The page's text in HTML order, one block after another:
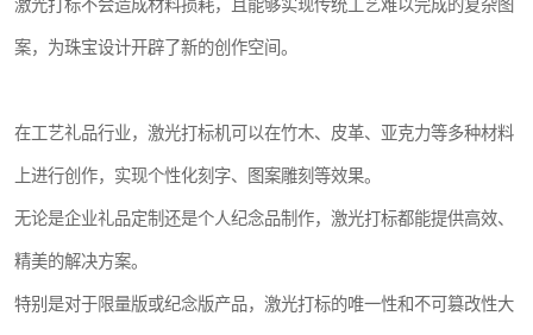
激光打标不会造成材料损耗，且能够实现传统工艺难以完成的复杂图
案，为珠宝设计开辟了新的创作空间。
在工艺礼品行业，激光打标机可以在竹木、皮革、亚克力等多种材料
上进行创作，实现个性化刻字、图案雕刻等效果。
无论是企业礼品定制还是个人纪念品制作，激光打标都能提供高效、
精美的解决方案。
特别是对于限量版或纪念版产品，激光打标的唯一性和不可篡改性大